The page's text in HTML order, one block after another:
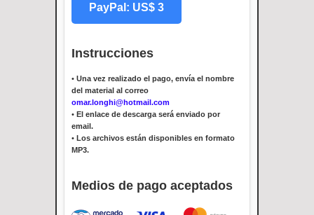
PayPal: US$ 3
Instrucciones
• Una vez realizado el pago, envía el nombre
del material al correo
omar.longhi@hotmail.com
• El enlace de descarga será enviado por
email.
• Los archivos están disponibles en formato
MP3.
Medios de pago aceptados